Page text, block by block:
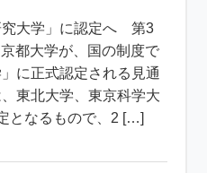
究大学」に認定へ 第3
都大学が、国の制度で
に正式認定される見通
東北大学、東京科学大
となるもので、2 […]